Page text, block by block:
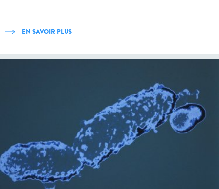
EN SAVOIR PLUS